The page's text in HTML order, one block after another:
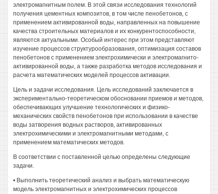
электромагнитным полем. В этой связи исследования технологий
получения цементных композитов, в том числе пенобетонов, с
применением активированной воды, направленных на повышение
качества строительных материалов и их конкурентоспособности,
являются актуальными. Особый интерес при этом представляют
изучение процессов структурообразования, оптимизация составов
пенобетонов с применением электрохимически и электромагнито-
активированной воды, а также разработка методов исследования и
расчета математических моделей процессов активации.
Цель и задачи исследования. Цель исследований заключается в
экспериментально-теоретическом обосновании приемов и методов,
обеспечивающих улучшение технологических и физико-
механических свойств пенобетонов при использовании в качестве
воды затворения водных растворов, активированных
электрохимическими и электромагнитными методами, с
применением математических методов.
В соответствии с поставленной целью определены следующие
задачи.
• Выполнить теоретический анализ и выбрать математическую
модель электромагнитных и электрохимических процессов